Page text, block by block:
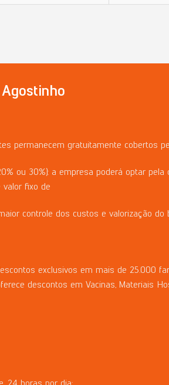
permanecem gratuitamente cobertos
ou 30%): a empresa poderá optar pela
valor fixo de
controle dos custos e valorização do
exclusivos em mais de 25.000
descontos em Vacinas, Materiais